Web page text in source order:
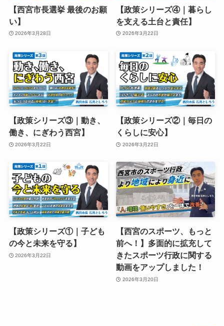
【西宮市長選挙 最後のお願
い】
2026年3月28日
【政策シリーズ④｜暮らし
を支える土台と責任】
2026年3月22日
【政策シリーズ③｜動き、
働き、にぎわう西宮】
2026年3月22日
【政策シリーズ②｜毎日の
くらしに安心】
2026年3月22日
【政策シリーズ①｜子ども
の今と未来を守る】
2026年3月22日
【西宮のスポーツ、もっと
前へ！】多面的に拡充して
きたスポーツ行政に関する
動画をアップしました！
2026年3月20日